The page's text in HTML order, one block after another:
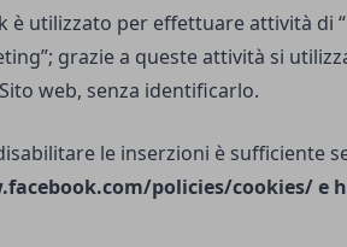
è utilizzato per effettuare attività di
grazie a queste attività si
web, senza identificarlo.
le inserzioni è sufficiente
policies/cookies/e